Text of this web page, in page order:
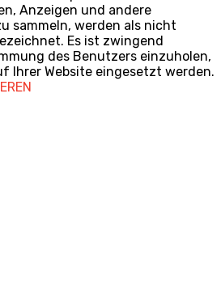
Anzeigen und andere
sammeln, werden als nicht
Es ist zwingend
des Benutzers einzuholen,
Ihrer Website eingesetzt werden.